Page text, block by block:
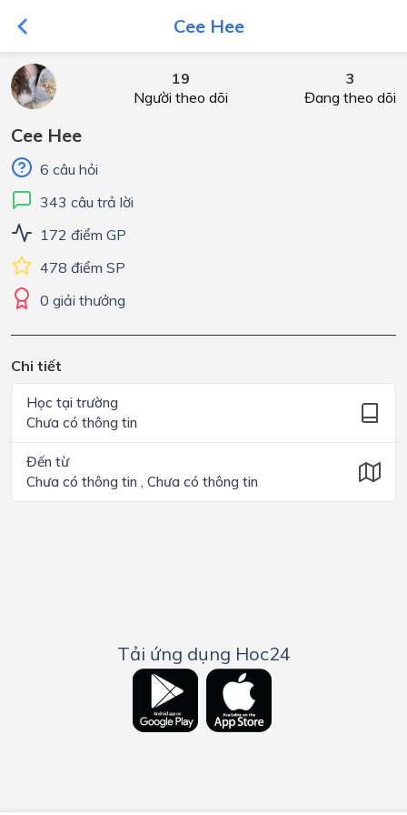
Cee Hee
19
Người theo dõi
3
Đang theo dõi
Cee Hee
6 câu hỏi
343 câu trả lời
172 điểm GP
478 điểm SP
0 giải thưởng
Chi tiết
Học tại trường
Chưa có thông tin
Đến từ
Chưa có thông tin , Chưa có thông tin
Tải ứng dụng Hoc24